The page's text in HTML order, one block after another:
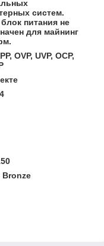
систем.
питания не
для майнинг
OVP, UVP, OCP,
Bronze